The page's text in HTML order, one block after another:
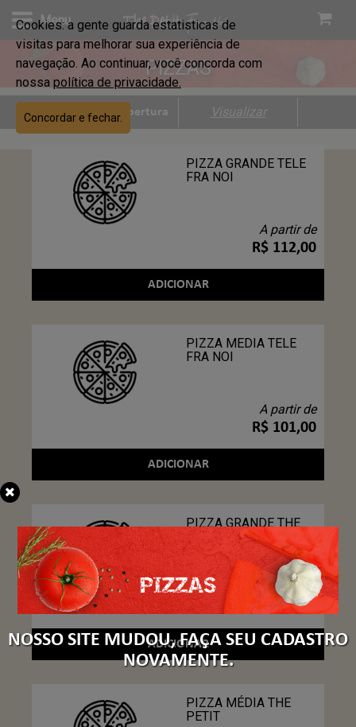
Menu
PIZZA GRANDE TELE
FRA NOI
A partir de
R$ 112,00
ADICIONAR
PIZZA MEDIA TELE
FRA NOI
A partir de
R$ 101,00
ADICIONAR
PIZZA GRANDE THE
PETIT
A partir de
R$ 119,00
ADICIONAR
PIZZA MÉDIA THE
PETIT
Cookies: a gente guarda estatisticas de
visitas para melhorar sua experiência de
navegação. Ao continuar, você concorda com
nossa política de privacidade.
Concordar e fechar.
NOSSO SITE MUDOU, FAÇA SEU CADASTRO
NOVAMENTE.
PIZZAS
Área de cobertura Visualizar